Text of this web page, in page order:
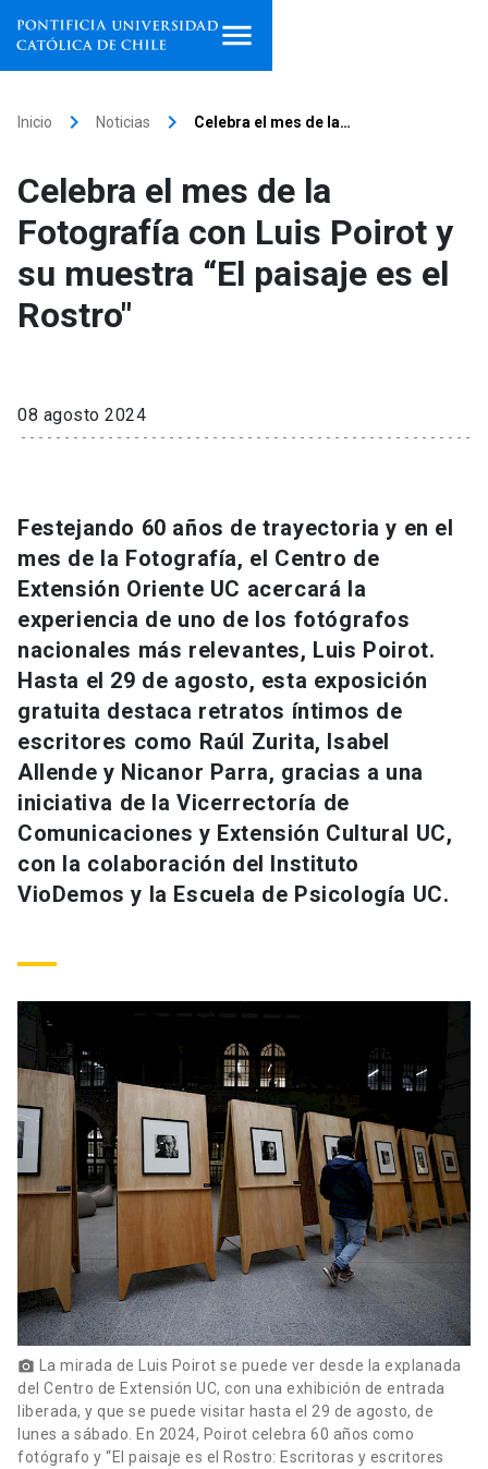
Facultades, escuelas e
institutos
Investigación
Información para keyboard_arrow_down
Futuros estudiantes
Estudiantes
Académicos
Personal
Alumni launch
Padres y familia
Go to english site launch
ACCESOS DIRECTOS
Admisión launch
Correo UC launch
Mi Portal UC launch
Medios Biblioteca launch
Inicio keyboard_arrow_right Noticias keyboard_arrow_right Celebra el mes de la…
Celebra el mes de la
Fotografía con Luis Poirot y
su muestra “El paisaje es el
Rostro"
08 agosto 2024
Festejando 60 años de trayectoria y en el
mes de la Fotografía, el Centro de
Extensión Oriente UC acercará la
experiencia de uno de los fotógrafos
nacionales más relevantes, Luis Poirot.
Hasta el 29 de agosto, esta exposición
gratuita destaca retratos íntimos de
escritores como Raúl Zurita, Isabel
Allende y Nicanor Parra, gracias a una
iniciativa de la Vicerrectoría de
Comunicaciones y Extensión Cultural UC,
con la colaboración del Instituto
VioDemos y la Escuela de Psicología UC.
photo_camera La mirada de Luis Poirot se puede ver desde la explanada
del Centro de Extensión UC, con una exhibición de entrada
liberada, y que se puede visitar hasta el 29 de agosto, de
lunes a sábado. En 2024, Poirot celebra 60 años como
fotógrafo y “El paisaje es el Rostro: Escritoras y escritores